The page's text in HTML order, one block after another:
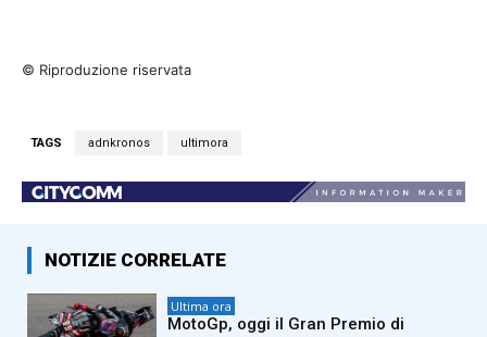
© Riproduzione riservata
TAGS adnkronos ultimora
NOTIZIE CORRELATE
Ultima ora
MotoGp, oggi il Gran Premio di